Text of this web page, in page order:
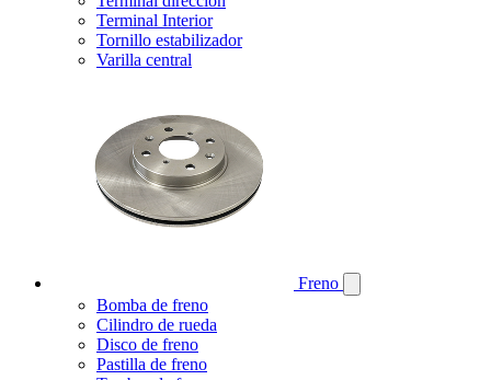
Terminal Interior
Tornillo estabilizador
Varilla central
Freno
Bomba de freno
Cilindro de rueda
Disco de freno
Pastilla de freno